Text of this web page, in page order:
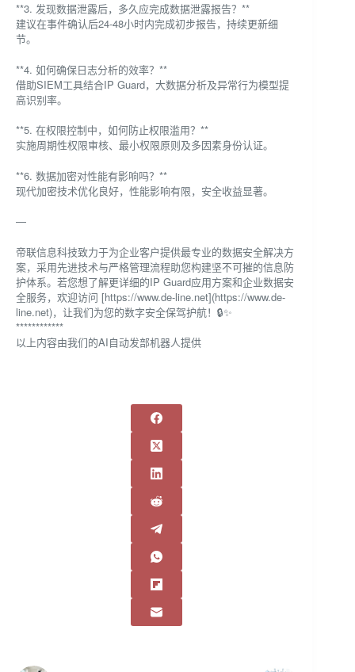
**3. 发现数据泄露后，多久应完成数据泄露报告？**
建议在事件确认后24-48小时内完成初步报告，持续更新细
节。
**4. 如何确保日志分析的效率？**
借助SIEM工具结合IP Guard，大数据分析及异常行为模型提
高识别率。
**5. 在权限控制中，如何防止权限滥用？**
实施周期性权限审核、最小权限原则及多因素身份认证。
**6. 数据加密对性能有影响吗？**
现代加密技术优化良好，性能影响有限，安全收益显著。
—
帝联信息科技致力于为企业客户提供最专业的数据安全解决方
案，采用先进技术与严格管理流程助您构建坚不可摧的信息防
护体系。若您想了解更详细的IP Guard应用方案和企业数据安
全服务，欢迎访问 [https://www.de-line.net](https://www.de-
line.net)，让我们为您的数字安全保驾护航！🔒✨
************
以上内容由我们的AI自动发部机器人提供